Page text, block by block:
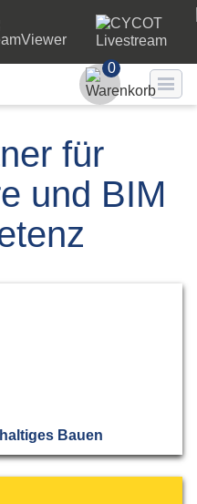
0
für
und BIM
Bauen